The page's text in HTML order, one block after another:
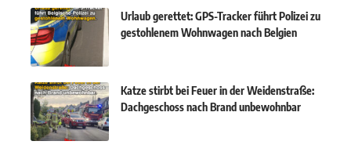
Urlaub gerettet: GPS-Tracker führt Polizei zu
gestohlenem Wohnwagen nach Belgien
Katze stirbt bei Feuer in der Weidenstraße:
Dachgeschoss nach Brand unbewohnbar